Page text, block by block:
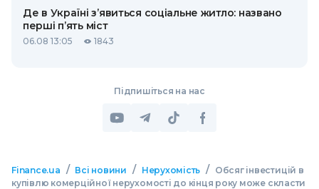
Де в Україні з’явиться соціальне житло: названо
перші п’ять міст
06.08 13:05 1843
Підпишіться на нас
Finance.ua / Всі новини / Нерухомість /
Обсяг інвестицій в
купівлю комерційної нерухомості до кінця року може скласти